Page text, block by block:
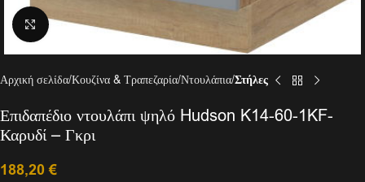
Click to enlarge
Αρχική σελίδα Κουζίνα & Τραπεζαρία Ντουλάπια Στήλες
Επιδαπέδιο ντουλάπι ψηλό Hudson K14-60-1KF-
Καρυδί – Γκρι
188,20€